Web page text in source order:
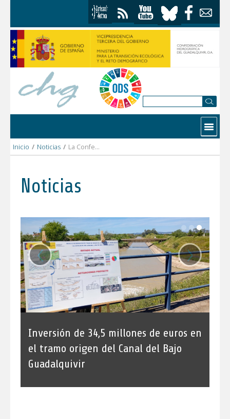
Contactar
Inicio / Noticias / La Confederación Hidrográfica del Guadalquivir ha participado en el IV Diálogo Agroalimentario Unión Europea-América Latina y Caribe
Noticias
Inversión de 34,5 millones de euros en
el tramo origen del Canal del Bajo
Guadalquivir
‹ ›